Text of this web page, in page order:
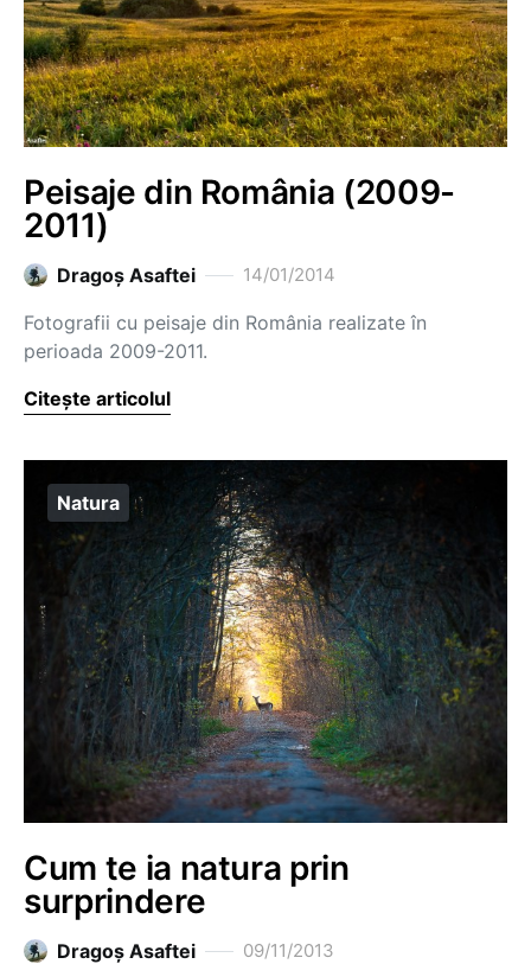
Peisaje din România (2009-
2011)
Dragoş Asaftei 14/01/2014
Fotografii cu peisaje din România realizate în
perioada 2009-2011.
Citește articolul
Natura
Cum te ia natura prin
surprindere
Dragoş Asaftei 09/11/2013